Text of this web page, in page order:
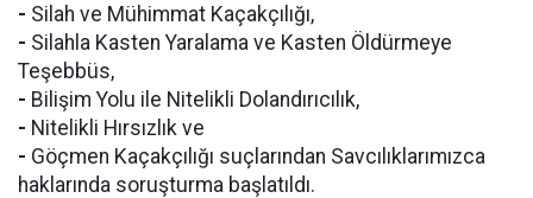
- Silah ve Mühimmat Kaçakçılığı,
- Silahla Kasten Yaralama ve Kasten Öldürmeye
Teşebbüs,
- Bilişim Yolu ile Nitelikli Dolandırıcılık,
- Nitelikli Hırsızlık ve
- Göçmen Kaçakçılığı suçlarından Savcılıklarımızca
haklarında soruşturma başlatıldı.